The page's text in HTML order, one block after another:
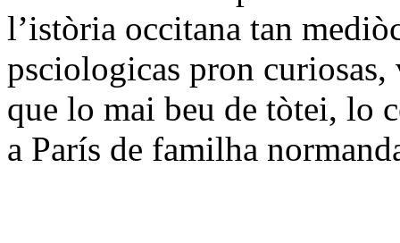
l’istòria occitana tan
psciologicas pron
que lo mai beu de tòtei, lo
a París de familha